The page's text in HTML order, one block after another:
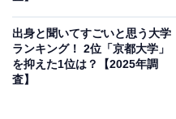
出身と聞いてすごいと思う大学
ランキング！ 2位「京都大学」
を抑えた1位は？【2025年調
査】